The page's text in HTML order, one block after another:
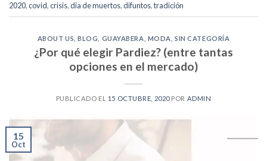
2020,covid,crisis,dia de muertos,difuntos,tradición
ABOUT US ,BLOG GUAYABERA MODA ,SIN CATEGORÍA
¿Por qué elegir Pardiez? (entre tantas
opciones en el mercado)
PUBLICADO EL 15 OCTUBRE, 2020POR ADMIN
15
Oct